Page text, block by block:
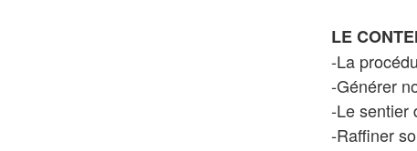
LE
-La
-Générer
-Le sentier
-Raffiner